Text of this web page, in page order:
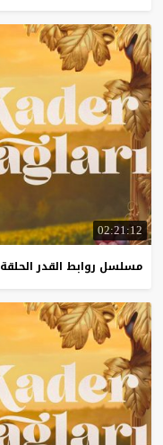
02:21:12
مسلسل روابط القدر الحلقة